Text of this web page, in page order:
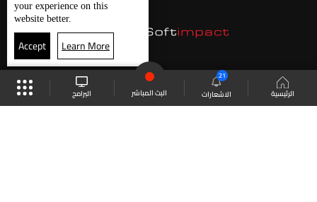
الرئيسية الاشعارات
21
البث المباشر البرامج
your experience on this
website better.
Accept Learn More
موقع البرامج الجدول البث المباشر